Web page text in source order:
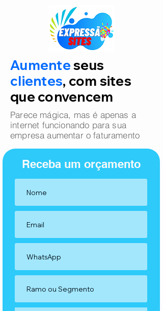
Aumenteseus
clientes, com sites
que convencem
Parece mágica, mas é apenas a
internet funcionando para sua
empresa aumentar o faturamento
Receba um orçamento